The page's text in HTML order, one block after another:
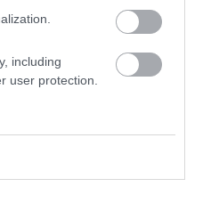
including
user protection.